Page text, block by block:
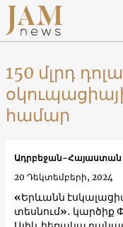
150 մլրդ
համար
«Երևանն
տեսնում»․ կարծիք
Ադրբեջան-Հայաստան
20 Դեկտեմբերի, 2024